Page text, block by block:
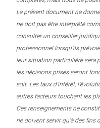
Le présent document ne
ne doit pas être interprété
consulter un conseiller
professionnel lorsqu’ils
leur situation particulière sera
les décisions prises seront
soit. Les taux d’intérêt,
autres facteurs touchant les
Ces renseignements ne
ne doivent servir qu’à des fins